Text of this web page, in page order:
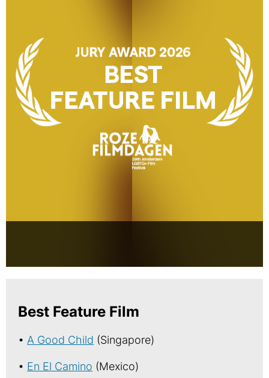
Best Feature Film
• A Good Child (Singapore)
• En El Camino (Mexico)